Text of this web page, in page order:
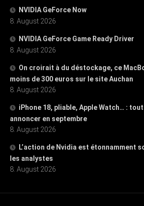
NVIDIA GeForce Now
8. August 2026
NVIDIA GeForce Game Ready Driver
8. August 2026
On croirait à du déstockage, ce
moins de 300 euros sur le site Auchan
8. August 2026
iPhone 18, pliable, Apple Watch… :
annoncer en septembre
8. August 2026
L’action de Nvidia est étonnamment
les analystes
8. August 2026